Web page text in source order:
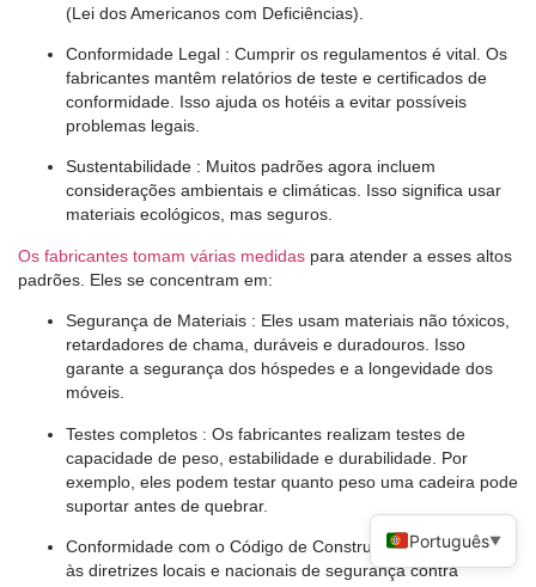
(Lei dos Americanos com Deficiências).
Conformidade Legal : Cumprir os regulamentos é vital. Os
fabricantes mantêm relatórios de teste e certificados de
conformidade. Isso ajuda os hotéis a evitar possíveis
problemas legais.
Sustentabilidade : Muitos padrões agora incluem
considerações ambientais e climáticas. Isso significa usar
materiais ecológicos, mas seguros.
Os fabricantes tomam várias medidas para atender a esses altos
padrões. Eles se concentram em:
Segurança de Materiais : Eles usam materiais não tóxicos,
retardadores de chama, duráveis ​​e duradouros. Isso
garante a segurança dos hóspedes e a longevidade dos
móveis.
Testes completos : Os fabricantes realizam testes de
capacidade de peso, estabilidade e durabilidade. Por
exemplo, eles podem testar quanto peso uma cadeira pode
suportar antes de quebrar.
Conformidade com o Código de Construção: Eles aderem
às diretrizes locais e nacionais de segurança contra
Português▼